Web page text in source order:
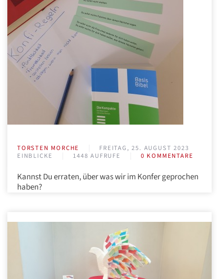
TORSTEN MORCHE
FREITAG, 25. AUGUST 2023
EINBLICKE
1448 AUFRUFE 0 KOMMENTARE
Kannst Du erraten, über was wir im Konfer geprochen
haben?